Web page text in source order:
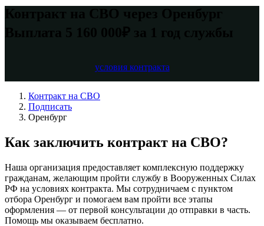
условия контракта
Контракт на СВО
Подписать
Оренбург
Как заключить контракт на СВО?
Наша организация предоставляет комплексную поддержку
гражданам, желающим пройти службу в Вооруженных Силах
РФ на условиях контракта. Мы сотрудничаем с пунктом
отбора Оренбург и помогаем вам пройти все этапы
оформления — от первой консультации до отправки в часть.
Помощь мы оказываем бесплатно.